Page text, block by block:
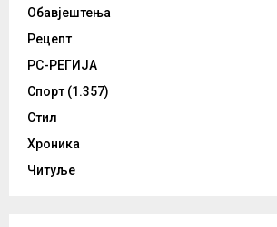
Обавјештења
Рецепт
РС-РЕГИЈА
Спорт (1.357)
Стил
Хроника
Читуље